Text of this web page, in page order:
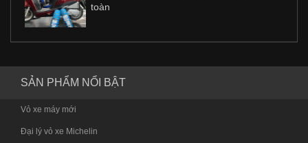
toàn
SẢN PHẨM NỔI BẬT
Vỏ xe máy mới
Đại lý vỏ xe Michelin